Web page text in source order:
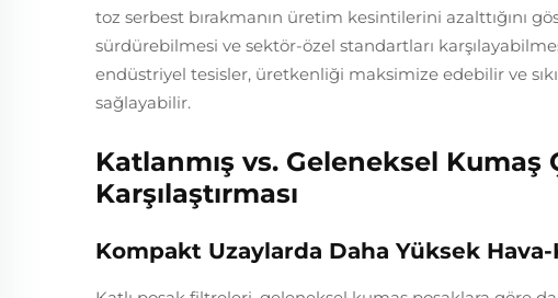
toz serbest bırakmanın üretim kesintilerini azalttığını
sürdürebilmesi ve sektör-özel standartları
endüstriyel tesisler, üretkenliği maksimize edebilir ve
sağlayabilir.
Katlanmış vs. Geleneksel
Karşılaştırması
Kompakt Uzaylarda Daha Yüksek Hava-